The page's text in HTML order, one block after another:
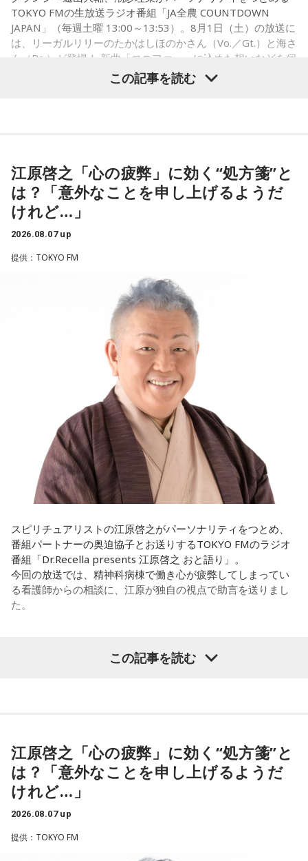
潮：「コニファー」はテレビアニメ「これ描いて死ね」のエ
ンディングテーマとなっています。
遠山：テレビアニメの楽曲を手がけるのは初めてじゃないよ
した作品なんですけど、まずは原作を読みました。それで、0
から1にするときに、心のなかで薪をくべて火種を燃やしてい
く。そして、風が吹いてめちゃめちゃ燃えていくみたいな。
そういったものを絶やさずに「自分だけでやっていくぞ！」
みたいな気持ちと、私がお家で音楽を作っているとき
で、今回はアニメのエンディングテーマとして曲を書かせて
もらったんですけど、結構パーソナルな部分が出た作品にな
遠山：自分自身の内面をすごく辿って探っている曲ですよ
ほのか：はい。私は「自分自身を分かってみたい」という気
持ちで作品を作っていて、もしかしたら皆さんも何かを作る
ときって、自分自身を分かってみたいから作るんじゃないか
なと思って、そういう曲を作りました。
遠山：海ちゃんはどうですか？
海：アニメでは、マンガ大好きな女の子が、同人誌とかを売
るようなイベントに行って「自分でも描けるんだ！」と思っ
て、そこから自分で描き始めるんですけど、それが私自身の
「あ、自分もバンドできるんだ」みたいな、そういうときの
ワクワク感のようなものが、いろんな不安や葛藤を飛び越え
ちゃうみたいな、そういうバイタリティのある曲だなと思い
ます。歌詞は自分と向き合っている部分も結構あるんですけ
ど、音像がかなり爽やかなので、そういうものを飛び越えて
次回8月8日（土）の放送は、シンガーソングライター・バー
※放送エリア外の方は、プレミアム会員の登録でご利用いた
だけます。
----------------------------------------------------
＜番組概要＞
番組名：JA全農 COUNTDOWN JAPAN
放送エリア：TOKYO FMをはじめとする、JFN全国38局ネッ
TOKYO FMの生放送ラジオ番組「JA全農 COUNTDOWN
JAPAN」（毎週土曜 13:00～13:53）。8月1日（土）の放送に
は、リーガルリリーのたかはしほのかさん（Vo.／Gt.）と海さ
ん（Ba.）が登場！ 新曲「コニファー」に込めた想いなどを伺
◆“真逆な作り方”で楽曲制作
リーガルリリーは高校在学時から注目を集め、国内大型ロッ
た世界最大級の音楽フェスティバル「SXSW（サウス・バイ・
サウスウエスト）」の出演や中国ツアーの開催など、海外で
のライブも経験。そのほか、2019年公開の映画「惡の華」で
は主題歌と劇中歌を担当し、今年4月から放送されたテレビド
ラマ版「惡の華」では、たかはしほのかさんが劇伴を担当。
そして、今秋には初のアジアツアーの開催が決定していま
遠山：僕は「惡の華」が好きで、（テレビドラマ版ではW主
演の）あのちゃんと鈴木福くんがめちゃくちゃ素晴らしかっ
たですけど、そういうドラマの音楽って、どう作っていく
ほのか：私も今回初めて関わらせてもらったんですけど、今
まで作ってきたライブでやる曲やバンドでやる曲の作り方と
は全然違って……ドラマの映像にいかに没頭させるかが重要と
いうか。リーガルリリーでは、音楽を聴いてほしくて作って
いるんですけれど、ドラマの音楽は、映像を観てもらわない
といけないので、逆に聴いてもらったらダメなんですよ。だ
から、音楽を通して真逆な作り方を体験できて、めちゃめち
ゃ面白かったです。
ほのか・海：ありがとうございます。
潮：「コニファー」はテレビアニメ「これ描いて死ね」のエ
ンディングテーマとなっています。
ね？
この記事を読む
江原啓之「心の疲弊」に効く“処方箋”と
は？「意外なことを申し上げるようだ
けれど…」
2026.08.07 up
提供：TOKYO FM
スピリチュアリストの江原啓之がパーソナリティをつとめ、
番組パートナーの奥迫協子とお送りするTOKYO FMのラジオ
番組「Dr.Recella presents 江原啓之 おと語り」。
今回の放送では、精神科病棟で働き心が疲弊してしまってい
る看護師からの相談に、江原が独自の視点で助言を送りまし
た。
れることがあります。病気だからと割り切って仕事に就いて
いるのですが、心が疲れてきています。私生活は充実してお
り、夫と新しく家を建てるためにも仕事は辞められません。
仕事がつらいからこそ私生活が充実する、幸せになるぞとい
の心持ちについてアドバイスをいただけないでしょうか？
この記事を読む
江原啓之「心の疲弊」に効く“処方箋”と
は？「意外なことを申し上げるようだ
けれど…」
2026.08.07 up
提供：TOKYO FM